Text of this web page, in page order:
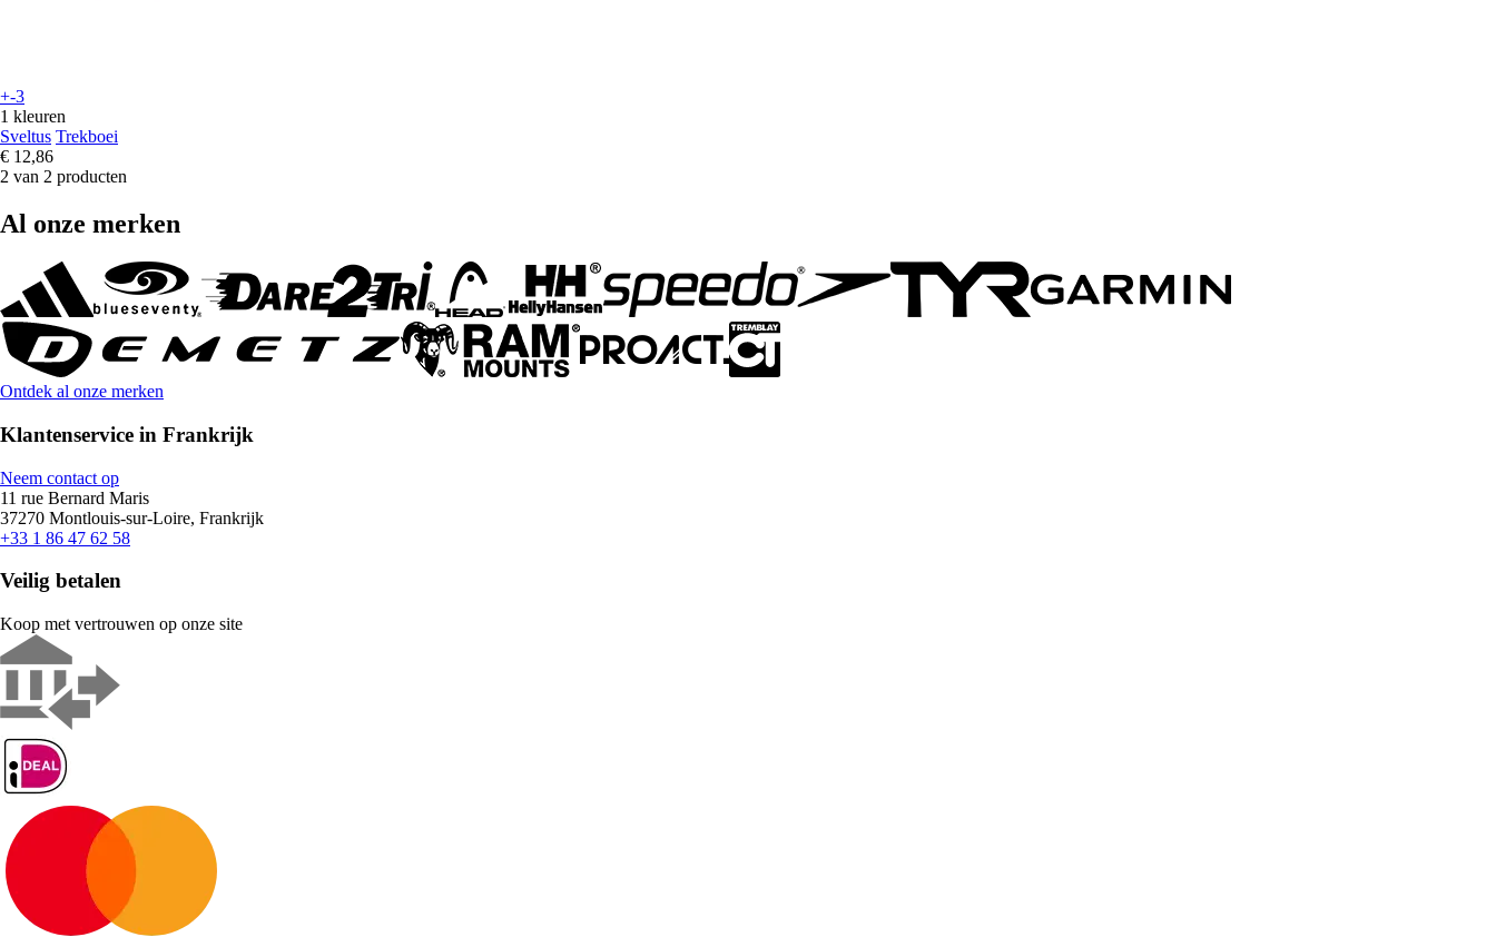
+-3
1 kleuren
Sveltus Trekboei
€ 12,86
2 van 2 producten
Al onze merken
Ontdek al onze merken
Klantenservice in Frankrijk
Neem contact op
11 rue Bernard Maris
37270 Montlouis-sur-Loire, Frankrijk
+33 1 86 47 62 58
Veilig betalen
Koop met vertrouwen op onze site